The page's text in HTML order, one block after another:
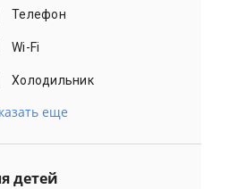
Телефон
Wi-Fi
Холодильник
еще
детей